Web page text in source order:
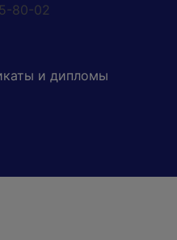
80-02
и дипломы